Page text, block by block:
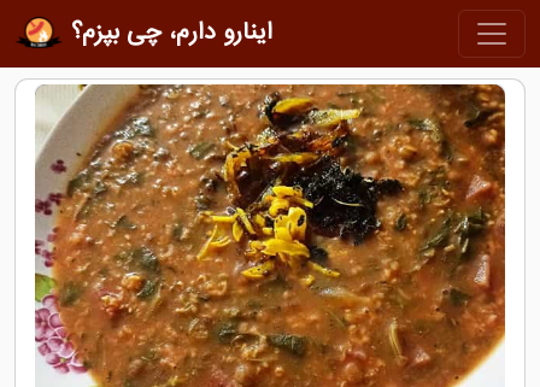
اینارو دارم، چی بپزم؟